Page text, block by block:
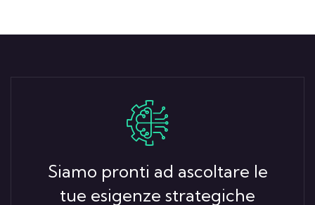
Siamo pronti ad ascoltare le
tue esigenze strategiche